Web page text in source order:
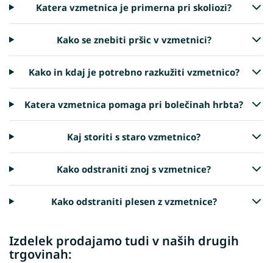
Katera vzmetnica je primerna pri skoliozi?
Kako se znebiti pršic v vzmetnici?
Kako in kdaj je potrebno razkužiti vzmetnico?
Katera vzmetnica pomaga pri bolečinah hrbta?
Kaj storiti s staro vzmetnico?
Kako odstraniti znoj s vzmetnice?
Kako odstraniti plesen z vzmetnice?
Izdelek prodajamo tudi v naših drugih
trgovinah: